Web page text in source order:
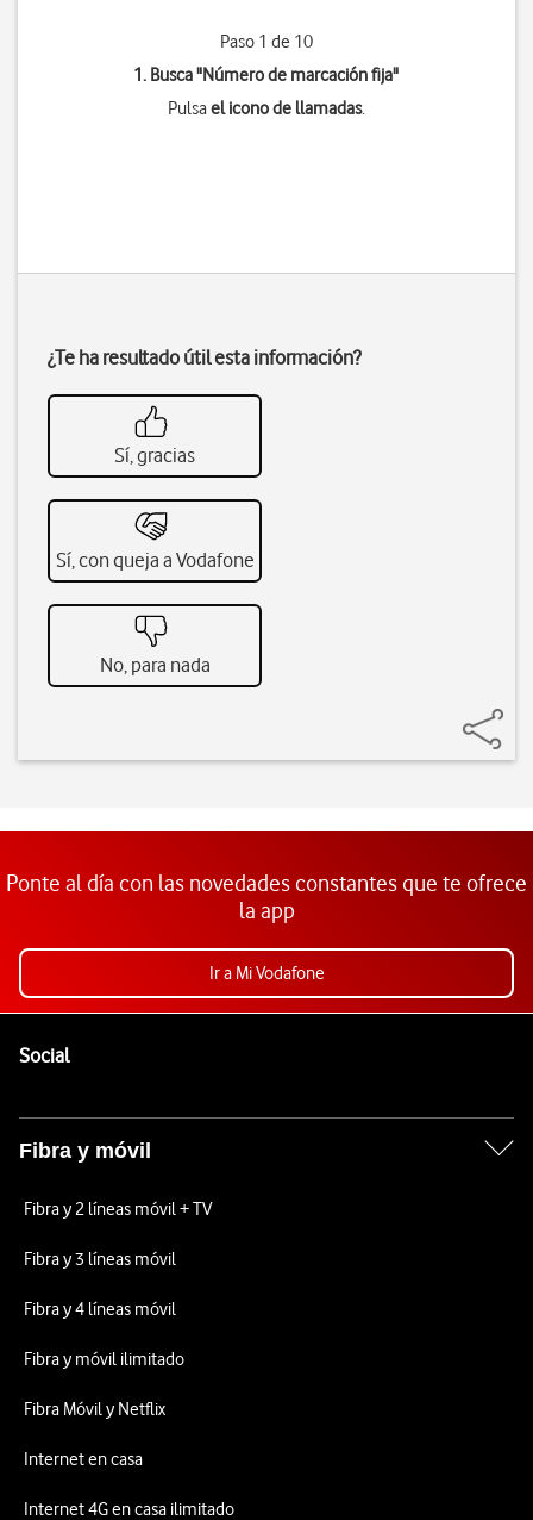
Paso 1 de 10
1. Busca "Número de marcación fija"
Pulsael icono de llamadas.
¿Te ha resultado útil esta información?
Sí, gracias
Sí, con queja a Vodafone
No, para nada
Ponte al día con las novedades constantes que te ofrece
la app
Ir a Mi Vodafone
SocialEnlaces a las redes sociales de Vodafone
Fibra y móvil
Fibra y 2 líneas móvil + TV
Fibra y 3 líneas móvil
Fibra y 4 líneas móvil
Fibra y móvil ilimitado
Fibra Móvil y Netflix
Internet en casa
Internet 4G en casa ilimitado